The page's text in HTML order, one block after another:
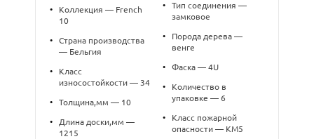
•
Коллекция — French
10
•
Страна производства
— Бельгия
•
Класс
износостойкости — 34
• Толщина,мм — 10
•
Длина доски,мм —
1215
•
Тип соединения —
замковое
•
Порода дерева —
венге
• Фаска — 4U
•
Количество в
упаковке — 6
•
Класс пожарной
опасности — КМ5